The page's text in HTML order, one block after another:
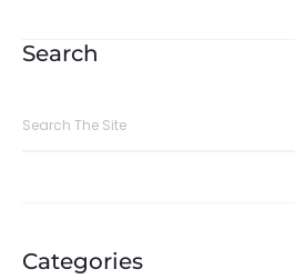
entradas
Search
Categories